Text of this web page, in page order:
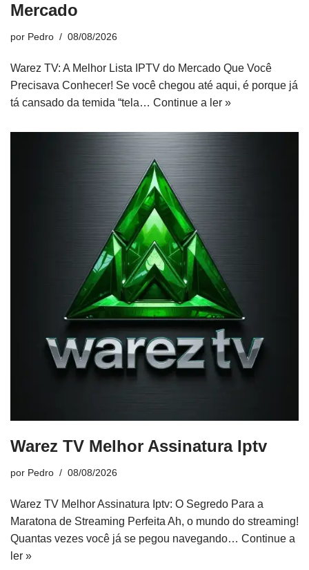
Mercado
por Pedro 08/08/2026
Warez TV: A Melhor Lista IPTV do Mercado Que Você
Precisava Conhecer! Se você chegou até aqui, é porque já
tá cansado da temida “tela… Continue a ler »
Warez TV Melhor Assinatura Iptv
por Pedro 08/08/2026
Warez TV Melhor Assinatura Iptv: O Segredo Para a
Maratona de Streaming Perfeita Ah, o mundo do streaming!
Quantas vezes você já se pegou navegando… Continue a
ler »